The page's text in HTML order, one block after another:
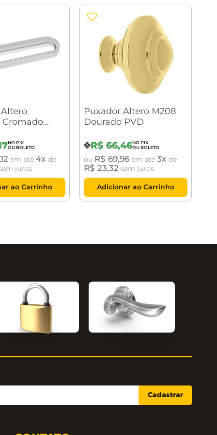
Cromado
em até 4
de
juros
ao Carrinho
Puxador Altero M208
Dourado PVD
R$ 66,46
ou R$ 69,96 em até 3 de
R$ 23,32 sem juros
Adicionar ao Carrinho
Cadastrar